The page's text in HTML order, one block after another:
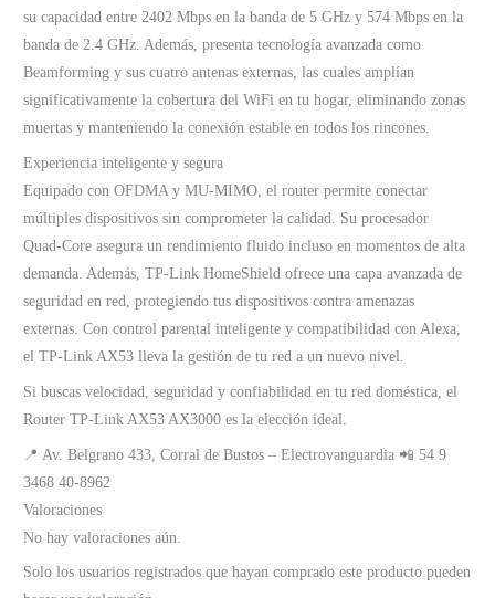
su capacidad entre 2402 Mbps en la banda de 5 GHz y 574 Mbps en la
banda de 2.4 GHz. Además, presenta tecnología avanzada como
Beamforming y sus cuatro antenas externas, las cuales amplían
significativamente la cobertura del WiFi en tu hogar, eliminando zonas
muertas y manteniendo la conexión estable en todos los rincones.
Experiencia inteligente y segura
Equipado con OFDMA y MU-MIMO, el router permite conectar
múltiples dispositivos sin comprometer la calidad. Su procesador
Quad-Core asegura un rendimiento fluido incluso en momentos de alta
demanda. Además, TP-Link HomeShield ofrece una capa avanzada de
seguridad en red, protegiendo tus dispositivos contra amenazas
externas. Con control parental inteligente y compatibilidad con Alexa,
el TP-Link AX53 lleva la gestión de tu red a un nuevo nivel.
Si buscas velocidad, seguridad y confiabilidad en tu red doméstica, el
Router TP-Link AX53 AX3000 es la elección ideal.
📍 Av. Belgrano 433, Corral de Bustos – Electrovanguardia 📲 54 9
3468 40-8962
Valoraciones
No hay valoraciones aún.
Solo los usuarios registrados que hayan comprado este producto pueden